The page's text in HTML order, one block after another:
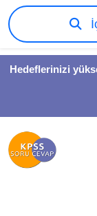
Hedeflerinizi